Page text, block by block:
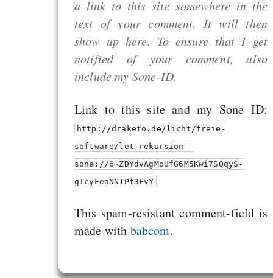
a link to this site somewhere in the
text of your comment. It will then
show up here. To ensure that I get
notified of your comment, also
include my Sone-ID.
Link to this site and my Sone ID:
http://draketo.de/licht/freie-
software/let-rekursion
sone://6~ZDYdvAgMoUfG6M5Kwi7SQqyS-
gTcyFeaNN1Pf3FvY
This spam-resistant comment-field is
made with babcom.